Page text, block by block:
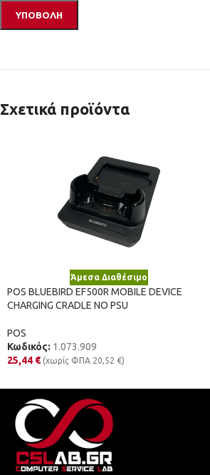
Σχετικά προϊόντα
Άμεσα Διαθέσιμο
POS BLUEBIRD EF500R MOBILE DEVICE
CHARGING CRADLE NO PSU
POS
Κωδικός: 1.073.909
25,44 € (χωρίς ΦΠΑ 20,52 €)